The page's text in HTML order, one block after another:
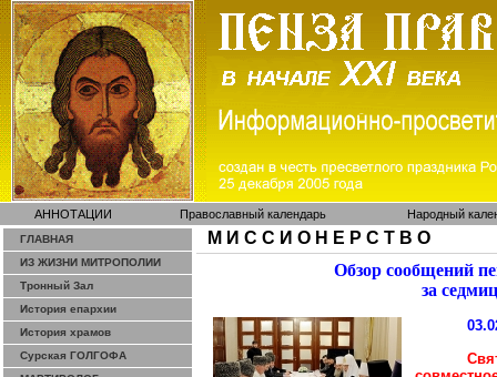
АННОТАЦИИ Православный календарь Народный
ГЛАВНАЯ
ИЗ ЖИЗНИ МИТРОПОЛИИ
Тронный Зал
История епархии
История храмов
Сурская ГОЛГОФА
М И С С И О Н Е Р С Т В О
Обзор сообщений
за